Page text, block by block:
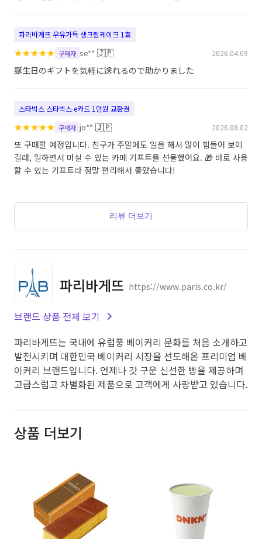
파리바게뜨 우유가득 생크림케이크 1호
★★★★★ 구매자 se** 🇯🇵 2026.04.09
誕生日のギフトを気軽に送れるので助かりました
스타벅스 스타벅스 e카드 1만원 교환권
★★★★★ 구매자 jo** 🇯🇵 2026.08.02
또 구매할 예정입니다. 친구가 주말에도 일을 해서 많이 힘들어 보이
길래, 일하면서 마실 수 있는 카페 기프트를 선물했어요. 🎁 바로 사용
할 수 있는 기프트라 정말 편리해서 좋았습니다!
리뷰 더보기
파리바게뜨 https://www.paris.co.kr/
브랜드 상품 전체 보기
파리바게뜨는 국내에 유럽풍 베이커리 문화를 처음 소개하고
발전시키며 대한민국 베이커리 시장을 선도해온 프리미엄 베
이커리 브랜드입니다. 언제나 갓 구운 신선한 빵을 제공하며
고급스럽고 차별화된 제품으로 고객에게 사랑받고 있습니다.
상품 더보기